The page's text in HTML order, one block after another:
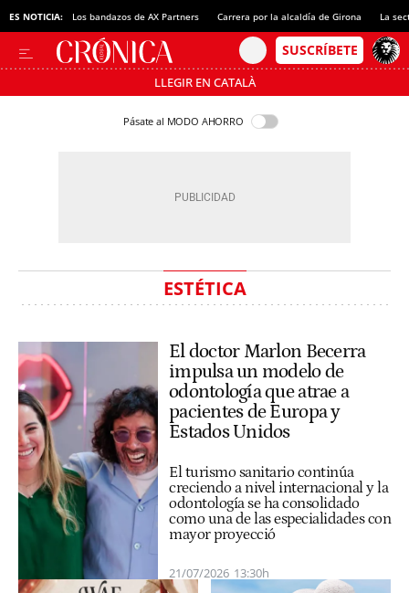
ES NOTICIA: Los bandazos de AX Partners Carrera por la alcaldía de Girona La
LLEGIR EN CATALÀ
Pásate al MODO AHORRO
ESTÉTICA
El doctor Marlon Becerra
impulsa un modelo de
odontología que atrae a
pacientes de Europa y
Estados Unidos
El turismo sanitario continúa
creciendo a nivel internacional y la
odontología se ha consolidado
como una de las especialidades con
mayor proyecció
21/07/2026 13:30h